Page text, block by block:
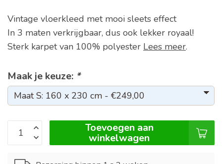
Vintage vloerkleed met mooi sleets effect
In 3 maten verkrijgbaar, dus ook lekker royaal!
Sterk karpet van 100% polyester Lees meer.
Maak je keuze: *
Toevoegen aan
winkelwagen